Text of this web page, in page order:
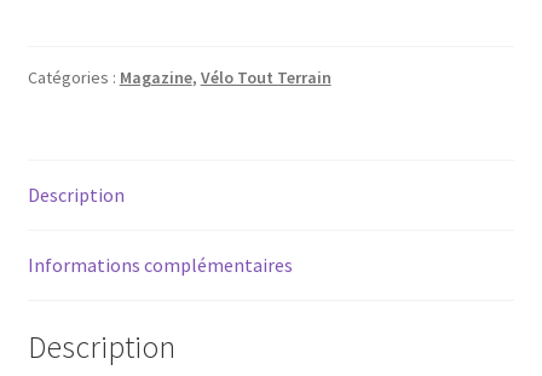
Terrain
Catégories : Magazine, Vélo Tout Terrain
Description
Informations complémentaires
Description